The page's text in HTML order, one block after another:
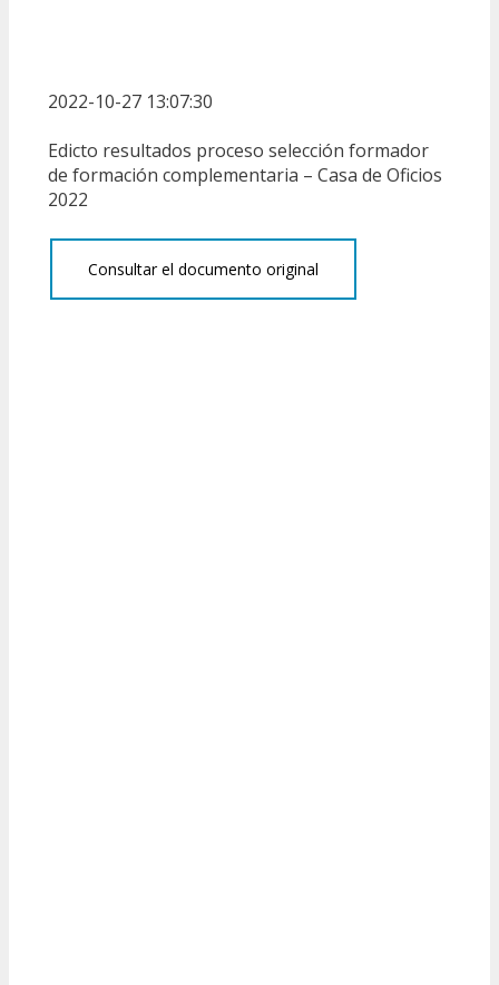
2022-10-27 13:07:30
Edicto resultados proceso selección formador
de formación complementaria – Casa de Oficios
2022
Consultar el documento original